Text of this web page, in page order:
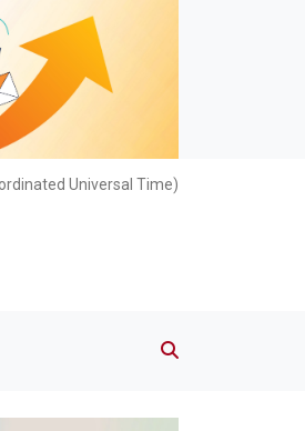
Universal Time)